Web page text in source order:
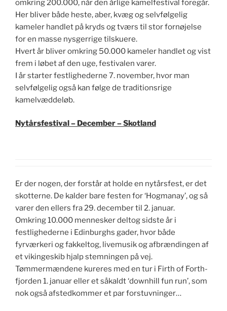
omkring 200.000, når den årlige kamelfestival foregår.
Her bliver både heste, aber, kvæg og selvfølgelig
kameler handlet på kryds og tværs til stor fornøjelse
for en masse nysgerrige tilskuere.
Hvert år bliver omkring 50.000 kameler handlet og vist
frem i løbet af den uge, festivalen varer.
I år starter festlighederne 7. november, hvor man
selvfølgelig også kan følge de traditionsrige
kamelvæddeløb.
Nytårsfestival – December – Skotland
Er der nogen, der forstår at holde en nytårsfest, er det
skotterne. De kalder bare festen for ‘Hogmanay’, og så
varer den ellers fra 29. december til 2. januar.
Omkring 10.000 mennesker deltog sidste år i
festlighederne i Edinburghs gader, hvor både
fyrværkeri og fakkeltog, livemusik og afbrændingen af
et vikingeskib hjalp stemningen på vej.
Tømmermændene kureres med en tur i Firth of Forth-
fjorden 1. januar eller et såkaldt ‘downhill fun run’, som
nok også afstedkommer et par forstuvninger…